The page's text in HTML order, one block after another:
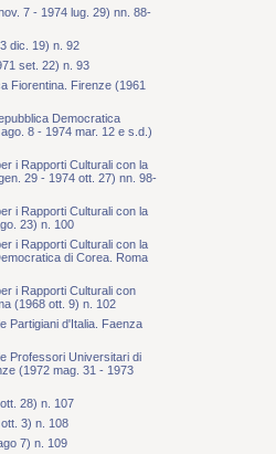
7 - 1974 lug. 29) nn. 88-
dic. 19) n. 92
set. 22) n. 93
Fiorentina. Firenze (1961
Democratica
8 - 1974 mar. 12 e s.d.)
i Rapporti Culturali con la
29 - 1974 ott. 27) nn. 98-
i Rapporti Culturali con la
23) n. 100
i Rapporti Culturali con la
di Corea. Roma
i Rapporti Culturali con
(1968 ott. 9) n. 102
Partigiani d'Italia. Faenza
Professori Universitari di
(1972 mag. 31 - 1973
28) n. 107
3) n. 108
7) n. 109